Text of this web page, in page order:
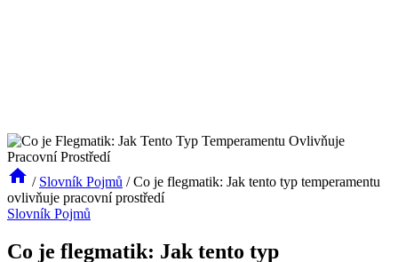
/ Slovník Pojmů / Co je flegmatik: Jak tento typ temperamentu
ovlivňuje pracovní prostředí
Slovník Pojmů
Co je flegmatik: Jak tento typ